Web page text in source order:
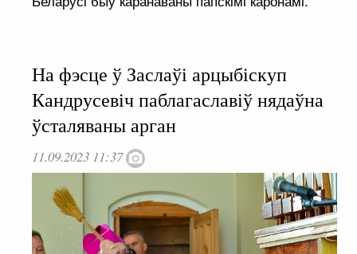
На фэсце ў Заслаўі арцыбіскуп
Кандрусевіч паблагаславіў нядаўна
ўсталяваны арган
11.09.2023 11:37